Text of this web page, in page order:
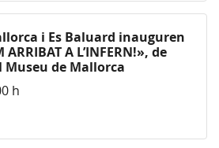
i Es Baluard inauguren
ARRIBAT A L’INFERN!», de
Museu de Mallorca
h